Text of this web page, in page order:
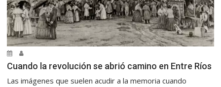
Cuando la revolución se abrió camino en Entre Ríos
Las imágenes que suelen acudir a la memoria cuando